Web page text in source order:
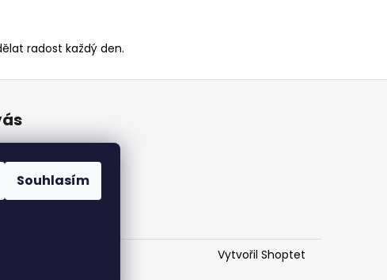
Souhlasím
radost každý den.
údajů
Vytvořil Shoptet